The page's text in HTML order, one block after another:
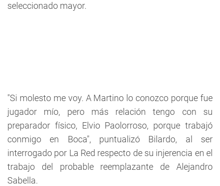
seleccionado mayor.
"Si molesto me voy. A Martino lo conozco porque fue
jugador mío, pero más relación tengo con su
preparador físico, Elvio Paolorroso, porque trabajó
conmigo en Boca", puntualizó Bilardo, al ser
interrogado por La Red respecto de su injerencia en el
trabajo del probable reemplazante de Alejandro
Sabella.